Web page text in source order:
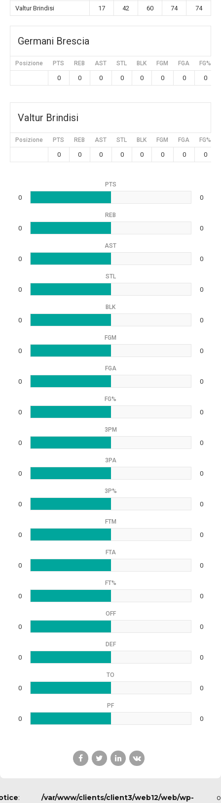
Valtur Brindisi
17 42 60 74 74
Germani Brescia
Posizione PTS REB AST STL BLK FGM FGA FG%
0 0 0 0 0 0 0 0
Valtur Brindisi
Posizione PTS REB AST STL BLK FGM FGA FG%
0 0 0 0 0 0 0 0
PTS
0 0
REB
0 0
AST
0 0
STL
0 0
BLK
0 0
FGM
0 0
FGA
0 0
FG%
0 0
3PM
0 0
3PA
0 0
3P%
0 0
FTM
0 0
FTA
0 0
FT%
0 0
OFF
0 0
DEF
0 0
TO
0 0
PF
0 0
: /var/www/clients/client3/web12/web/wp-